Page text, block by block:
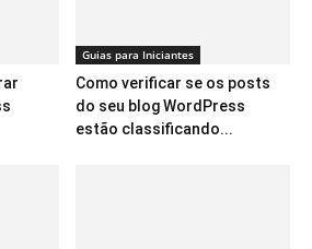
Guias para Iniciantes
Como verificar se os posts
do seu blog WordPress
estão classificando...